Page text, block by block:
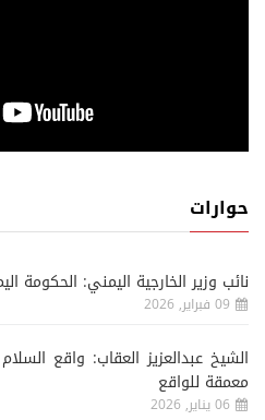
حوارات
نائب وزير الخارجية اليمني: الحكومة
09 فبراير, 2026
الشيخ عبدالعزيز العقاب: واقع
معمقة للواقع
06 يناير, 2026